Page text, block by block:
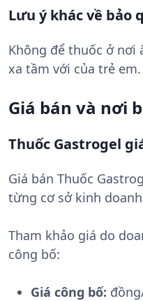
Lưu ý khác về bảo
Không để thuốc ở nơi
xa tầm với của trẻ em.
Giá bán và nơi
Thuốc Gastrogel
Giá bán Thuốc
từng cơ sở kinh
Tham khảo giá do
công bố:
Giá công bố: